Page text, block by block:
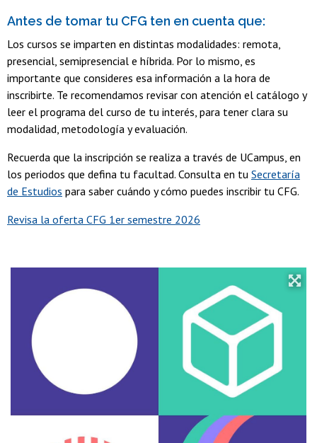
Antes de tomar tu CFG ten en cuenta que:
Los cursos se imparten en distintas modalidades: remota,
presencial, semipresencial e híbrida. Por lo mismo, es
importante que consideres esa información a la hora de
inscribirte. Te recomendamos revisar con atención el catálogo y
leer el programa del curso de tu interés, para tener clara su
modalidad, metodología y evaluación.
Recuerda que la inscripción se realiza a través de UCampus, en
los periodos que defina tu facultad. Consulta en tu Secretaría
de Estudios para saber cuándo y cómo puedes inscribir tu CFG.
Revisa la oferta CFG 1er semestre 2026